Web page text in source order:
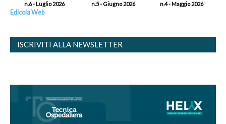
n.6 - Luglio 2026 n.5 - Giugno 2026 n.4 - Maggio 2026
Edicola Web
ISCRIVITI ALLA NEWSLETTER